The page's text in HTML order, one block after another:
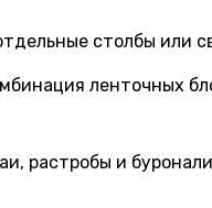
столбы или
ленточных
растробы и